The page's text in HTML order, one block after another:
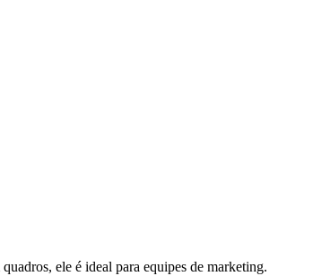
ele é ideal para equipes de marketing.